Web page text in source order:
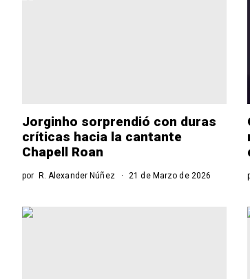
Jorginho sorprendió con duras
críticas hacia la cantante
Chapell Roan
por R. Alexander Núñez 21 de Marzo de 2026